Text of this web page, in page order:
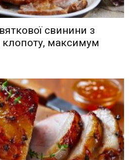
свинини з
клопоту, максимум